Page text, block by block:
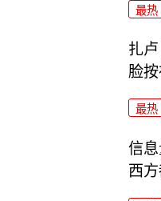
最热
扎
脸
最热
信
西